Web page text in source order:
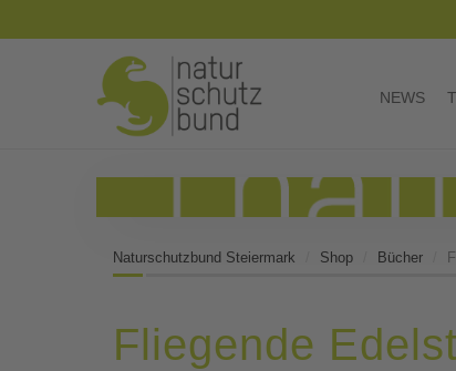
NEWS
Naturschutzbund Steiermark Shop Bücher
Fliegende